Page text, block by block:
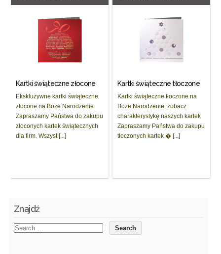
Kartki świąteczne złocone
Ekskluzywne kartki świąteczne
złocone na Boże Narodzenie
Zapraszamy Państwa do zakupu
złoconych kartek świątecznych
dla firm. Wszyst [...]
Kartki świąteczne tłoczone
Kartki świąteczne tłoczone na
Boże Narodzenie, zobacz
charakterystykę naszych kartek
Zapraszamy Państwa do zakupu
tłoczonych kartek � [...]
Znajdź